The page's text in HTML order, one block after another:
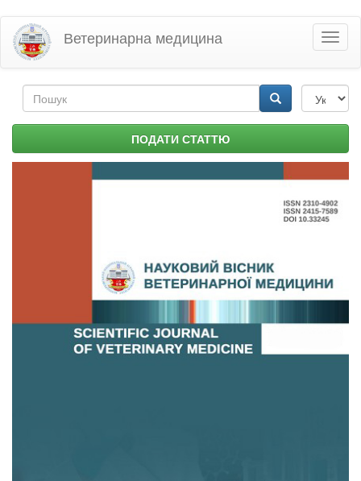
Перейти
основного
матеріалу
Ветеринарна медицина
Пошукова
форма ПОДАТИ СТАТТЮ